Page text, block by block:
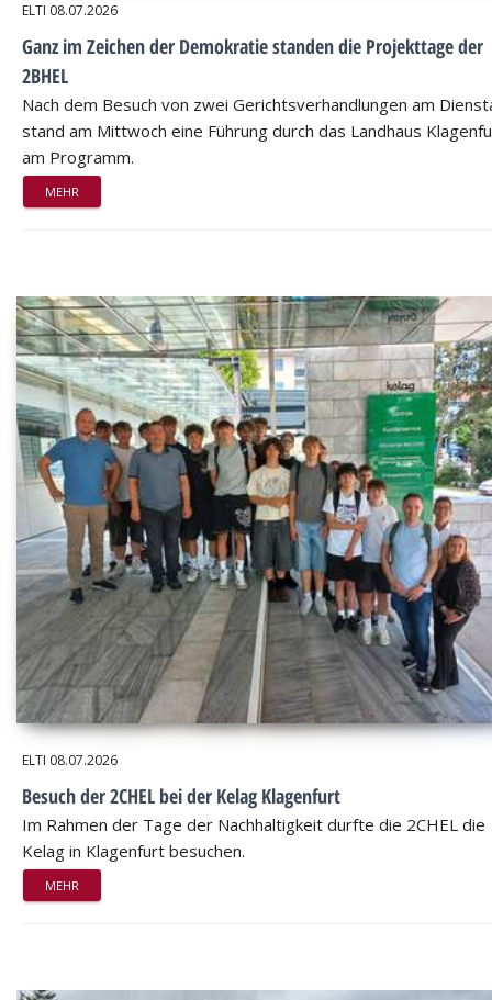
ELTI 08.07.2026
Ganz im Zeichen der Demokratie standen die Projekttage der
2BHEL
Nach dem Besuch von zwei Gerichtsverhandlungen am
stand am Mittwoch eine Führung durch das Landhaus
am Programm.
MEHR
ELTI 08.07.2026
Besuch der 2CHEL bei der Kelag Klagenfurt
Im Rahmen der Tage der Nachhaltigkeit durfte die 2CHEL die
Kelag in Klagenfurt besuchen.
MEHR